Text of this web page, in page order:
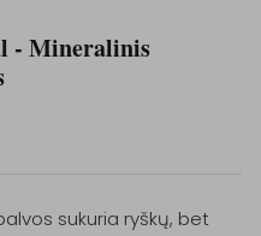
- Mineralinis
sukuria ryškų, bet